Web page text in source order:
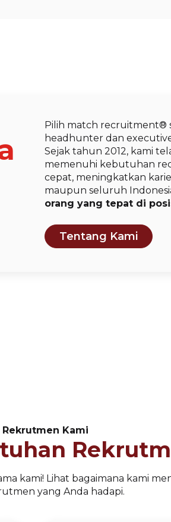
Pilih match recruitment®
headhunter dan
Sejak tahun 2012, kami
memenuhi kebutuhan
cepat, meningkatkan
maupun seluruh
orang yang tepat di
Tentang Kami
Rekrutmen Kami
kami! Lihat bagaimana kami
yang Anda hadapi.